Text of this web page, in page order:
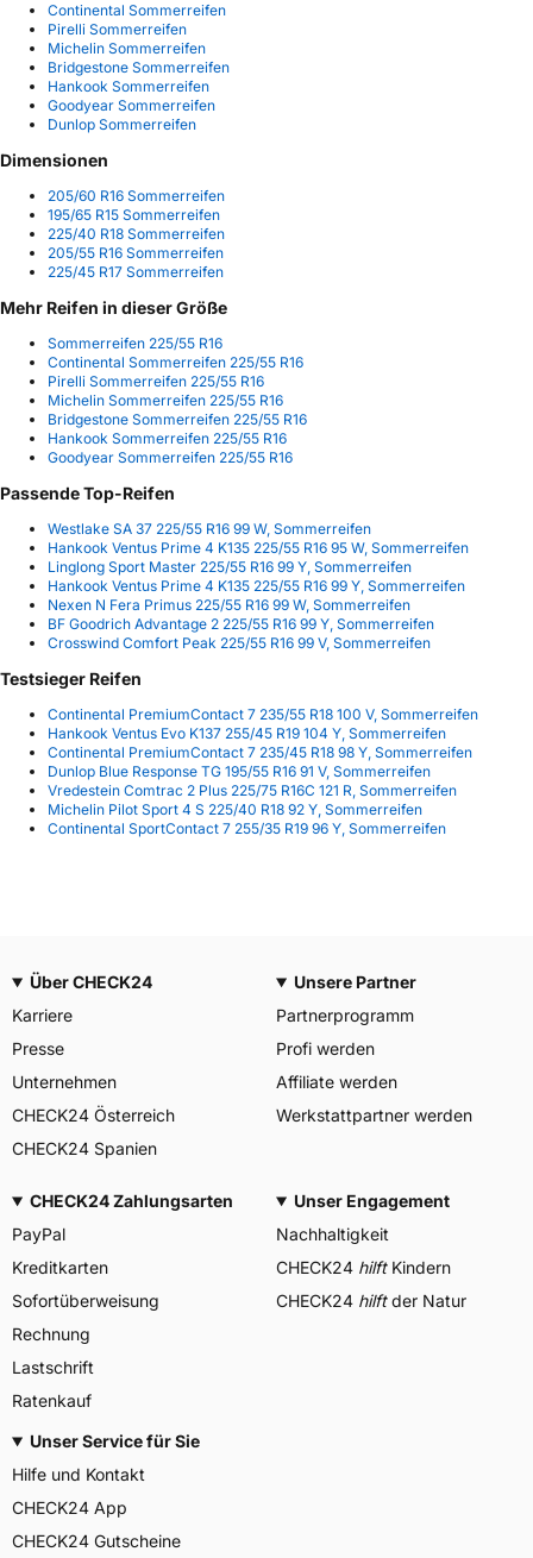
Continental Sommerreifen
Pirelli Sommerreifen
Michelin Sommerreifen
Bridgestone Sommerreifen
Hankook Sommerreifen
Goodyear Sommerreifen
Dunlop Sommerreifen
Dimensionen
205/60 R16 Sommerreifen
195/65 R15 Sommerreifen
225/40 R18 Sommerreifen
205/55 R16 Sommerreifen
225/45 R17 Sommerreifen
Mehr Reifen in dieser Größe
Sommerreifen 225/55 R16
Continental Sommerreifen 225/55 R16
Pirelli Sommerreifen 225/55 R16
Michelin Sommerreifen 225/55 R16
Bridgestone Sommerreifen 225/55 R16
Hankook Sommerreifen 225/55 R16
Goodyear Sommerreifen 225/55 R16
Passende Top-Reifen
Westlake SA 37 225/55 R16 99 W, Sommerreifen
Hankook Ventus Prime 4 K135 225/55 R16 95 W, Sommerreifen
Linglong Sport Master 225/55 R16 99 Y, Sommerreifen
Hankook Ventus Prime 4 K135 225/55 R16 99 Y, Sommerreifen
Nexen N Fera Primus 225/55 R16 99 W, Sommerreifen
BF Goodrich Advantage 2 225/55 R16 99 Y, Sommerreifen
Crosswind Comfort Peak 225/55 R16 99 V, Sommerreifen
Testsieger Reifen
Continental PremiumContact 7 235/55 R18 100 V, Sommerreifen
Hankook Ventus Evo K137 255/45 R19 104 Y, Sommerreifen
Continental PremiumContact 7 235/45 R18 98 Y, Sommerreifen
Dunlop Blue Response TG 195/55 R16 91 V, Sommerreifen
Vredestein Comtrac 2 Plus 225/75 R16C 121 R, Sommerreifen
Michelin Pilot Sport 4 S 225/40 R18 92 Y, Sommerreifen
Continental SportContact 7 255/35 R19 96 Y, Sommerreifen
Über CHECK24
Karriere
Presse
Unternehmen
CHECK24 Österreich
CHECK24 Spanien
Unsere Partner
Partnerprogramm
Profi werden
Affiliate werden
Werkstattpartner werden
CHECK24 Zahlungsarten
PayPal
Kreditkarten
Sofortüberweisung
Rechnung
Lastschrift
Ratenkauf
Unser Engagement
Nachhaltigkeit
CHECK24 hilftKindern
CHECK24 hilftder Natur
Unser Service für Sie
Hilfe und Kontakt
CHECK24 App
CHECK24 Gutscheine